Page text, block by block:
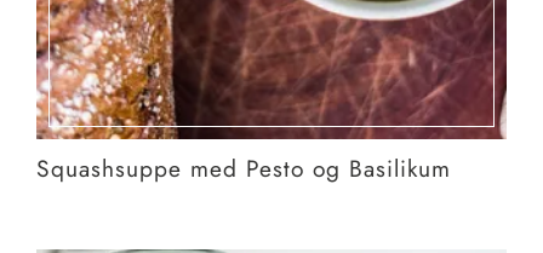
Squashsuppe med Pesto og Basilikum